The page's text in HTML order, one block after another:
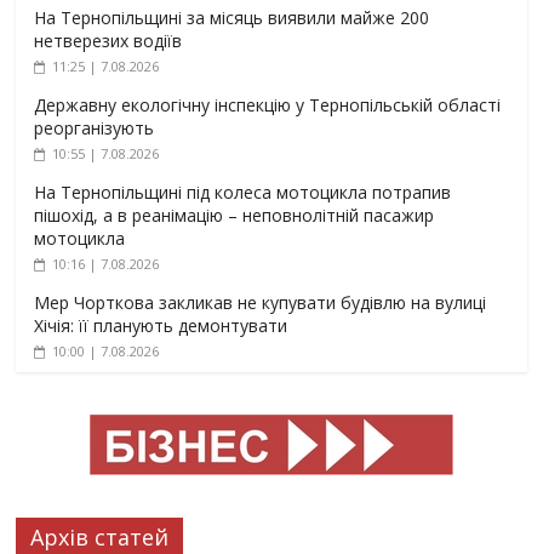
На Тернопільщині за місяць виявили майже 200
нетверезих водіїв
11:25 | 7.08.2026
Державну екологічну інспекцію у Тернопільській області
реорганізують
10:55 | 7.08.2026
На Тернопільщині під колеса мотоцикла потрапив
пішохід, а в реанімацію – неповнолітній пасажир
мотоцикла
10:16 | 7.08.2026
Мер Чорткова закликав не купувати будівлю на вулиці
Хічія: її планують демонтувати
10:00 | 7.08.2026
Архів статей